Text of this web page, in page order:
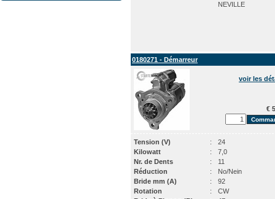
NEVILLE
0180271 - Démarreur
voir les
€
Tension (V) :
24
Kilowatt
:
7,0
Nr. de Dents
:
11
Réduction
:
No/Nein
Bride mm (A)
:
92
Rotation
:
CW